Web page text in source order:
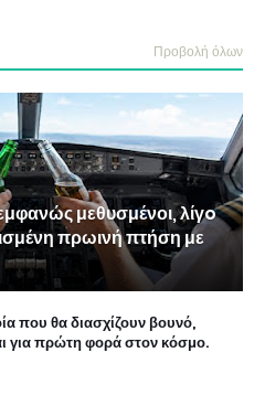
Προβολή όλων
μεθυσμένοι, λίγo
πρωινή πτήση με
που θα διασχίζουν βουνό,
για πρώτη φορά στον κόσμο.